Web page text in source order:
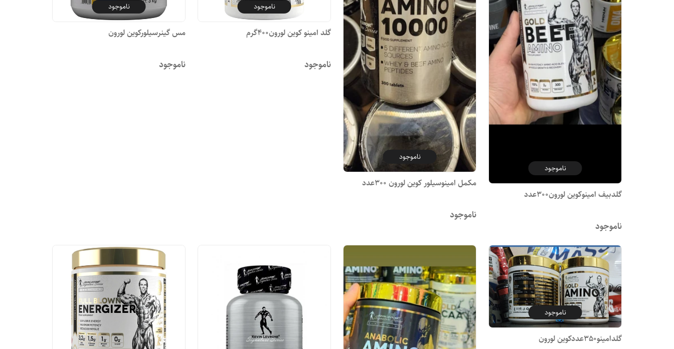
ناموجود
گلدبیف امینوکوین لورون300عدد
ناموجود
ناموجود
مکمل امینوسیلور کوین لورون 300عدد
ناموجود
ناموجود
گلد امینو کوین لورون400گرم
ناموجود
ناموجود
مس گینرسیلورکوین لورون
ناموجود
ناموجود
گلدامینو350عددکوین لورون